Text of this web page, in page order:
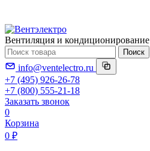
Вентиляция и кондиционирование
Поиск
info@ventelectro.ru
+7 (495) 926-26-78
+7 (800) 555-21-18
Заказать звонок
0
Корзина
0 ₽